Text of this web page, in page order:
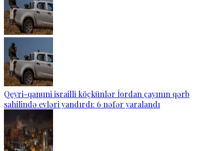
Qeyri-qanuni israilli köçkünlər İordan çayının qərb
sahilində evləri yandırdı: 6 nəfər yaralandı